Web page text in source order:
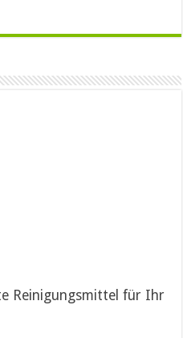
Reinigungsmittel für Ihr